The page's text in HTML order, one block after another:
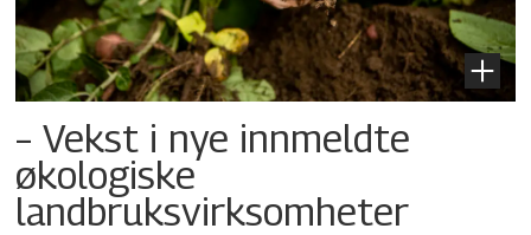
– Vekst i nye innmeldte
økologiske
landbruksvirksomheter